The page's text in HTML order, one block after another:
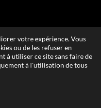
votre expérience. Vous
ou de les refuser en
à utiliser ce site sans faire de
à l'utilisation de tous